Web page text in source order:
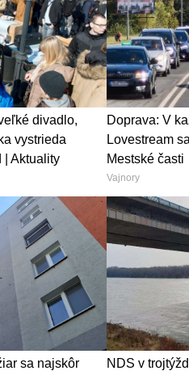
divadlo,
vystrieda
| Aktuality
Doprava: V
Lovestream
Mestské časti
Vajnory
sa najskôr
NDS v